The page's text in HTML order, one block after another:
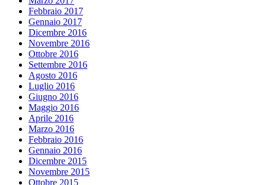
Febbraio 2017
Gennaio 2017
Dicembre 2016
Novembre 2016
Ottobre 2016
Settembre 2016
Agosto 2016
Luglio 2016
Giugno 2016
Maggio 2016
Aprile 2016
Marzo 2016
Febbraio 2016
Gennaio 2016
Dicembre 2015
Novembre 2015
Ottobre 2015